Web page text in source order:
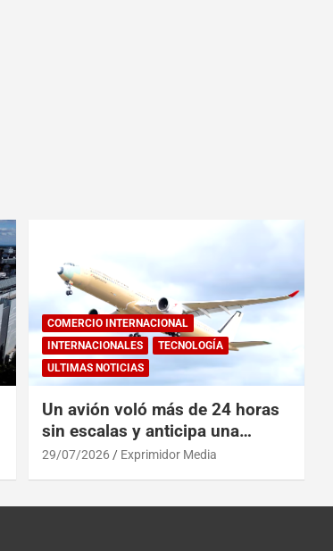
COMERCIO INTERNACIONAL
INTERNACIONALES
TECNOLOGÍA
ULTIMAS NOTICIAS
Un avión voló más de 24 horas
sin escalas y anticipa una
revolución en los viajes
29/07/2026 Exprimidor Media